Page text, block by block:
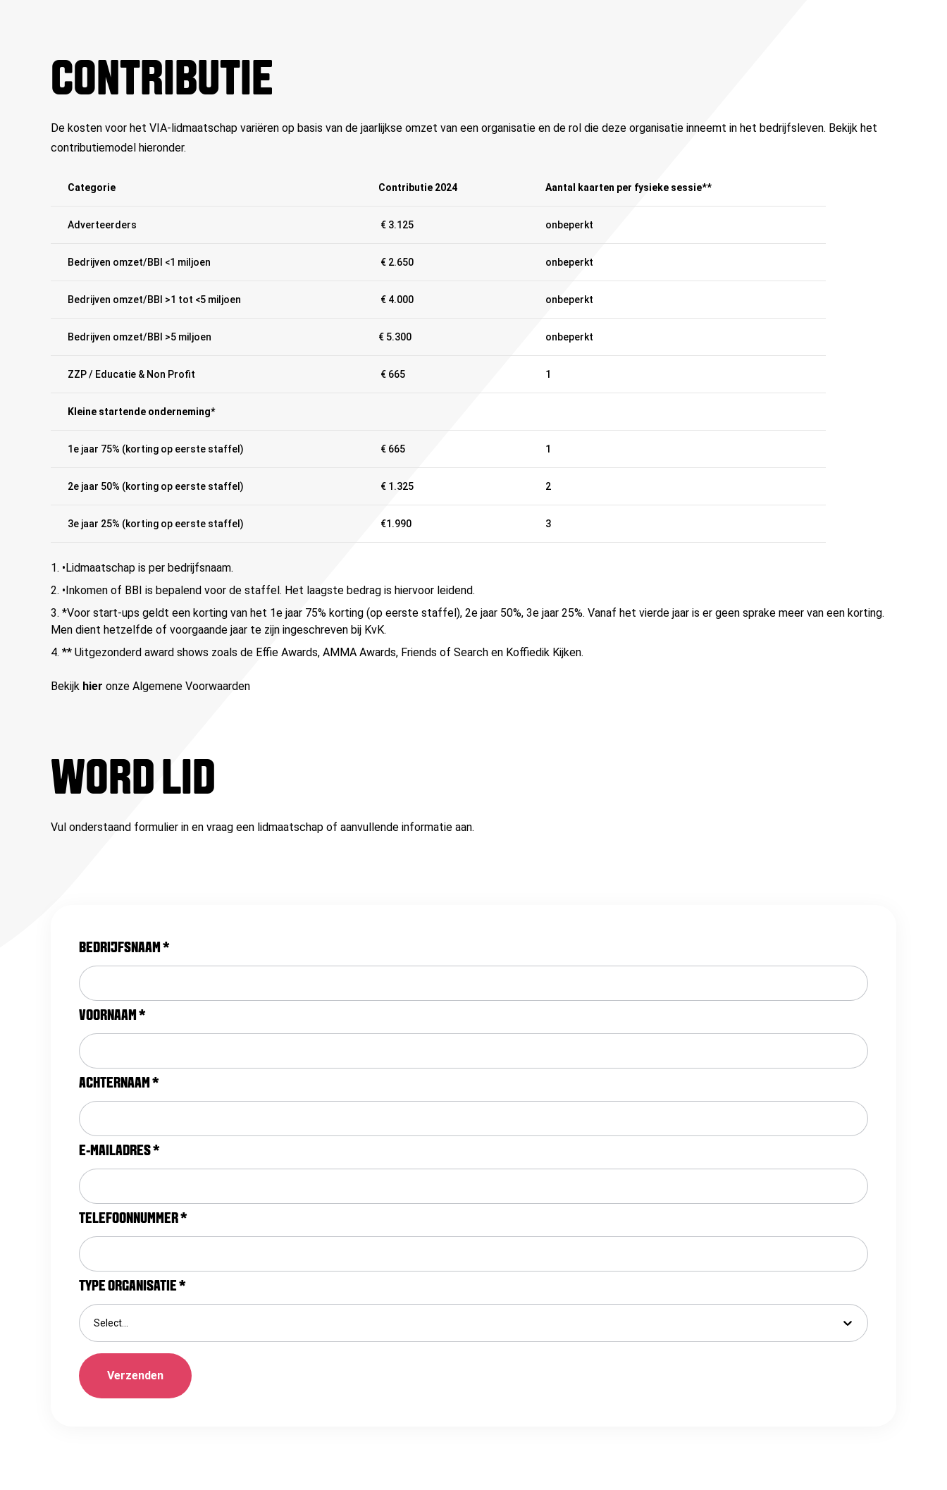
CONTRIBUTIE
De kosten voor het VIA-lidmaatschap variëren op basis van de jaarlijkse omzet van een organisatie en de rol die deze organisatie inneemt in het bedrijfsleven. Bekijk het
contributiemodel hieronder.
Categorie Contributie 2024 Aantal kaarten per fysieke sessie**
Adverteerders € 3.125 onbeperkt
Bedrijven omzet/BBI <1 miljoen € 2.650 onbeperkt
Bedrijven omzet/BBI >1 tot <5 miljoen € 4.000 onbeperkt
Bedrijven omzet/BBI >5 miljoen € 5.300 onbeperkt
ZZP / Educatie & Non Profit € 665 1
Kleine startende onderneming*
1e jaar 75% (korting op eerste staffel) € 665 1
2e jaar 50% (korting op eerste staffel) € 1.325 2
3e jaar 25% (korting op eerste staffel) €1.990 3
•Lidmaatschap is per bedrijfsnaam.
•Inkomen of BBI is bepalend voor de staffel. Het laagste bedrag is hiervoor leidend.
*Voor start-ups geldt een korting van het 1e jaar 75% korting (op eerste staffel), 2e jaar 50%, 3e jaar 25%. Vanaf het vierde jaar is er geen sprake meer van een korting.
Men dient hetzelfde of voorgaande jaar te zijn ingeschreven bij KvK.
** Uitgezonderd award shows zoals de Effie Awards, AMMA Awards, Friends of Search en Koffiedik Kijken.
Bekijk hier onze Algemene Voorwaarden
WORD LID
Vul onderstaand formulier in en vraag een lidmaatschap of aanvullende informatie aan.
BEDRIJFSNAAM*
VOORNAAM*
ACHTERNAAM*
E-MAILADRES*
TELEFOONNUMMER*
TYPE ORGANISATIE*
Select...
Verzenden